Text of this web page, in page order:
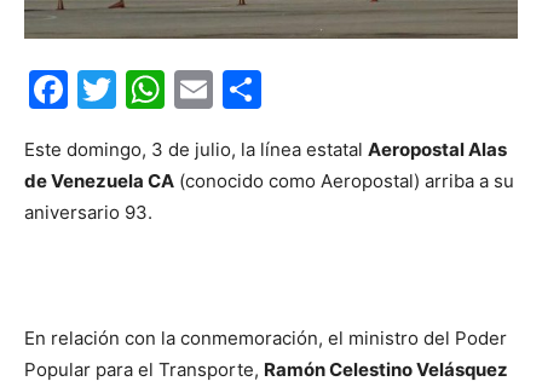
Facebook
Twitter
WhatsApp
Email
Este domingo, 3 de julio, la línea estatal Aeropostal Alas
de Venezuela CA (conocido como Aeropostal) arriba a su
aniversario 93.
En relación con la conmemoración, el ministro del Poder
Popular para el Transporte, Ramón Celestino Velásquez